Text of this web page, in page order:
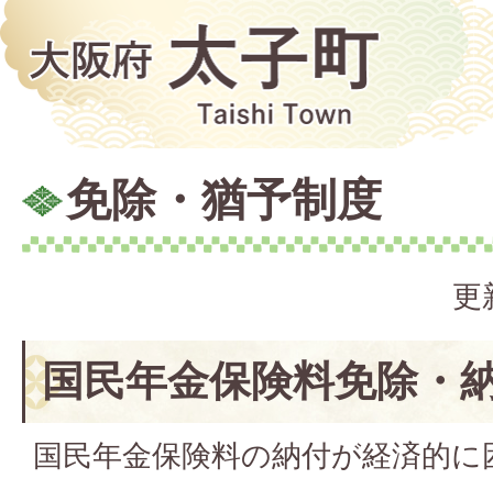
免除・猶予制度
更
国民年金保険料免除・
国民年金保険料の納付が経済的